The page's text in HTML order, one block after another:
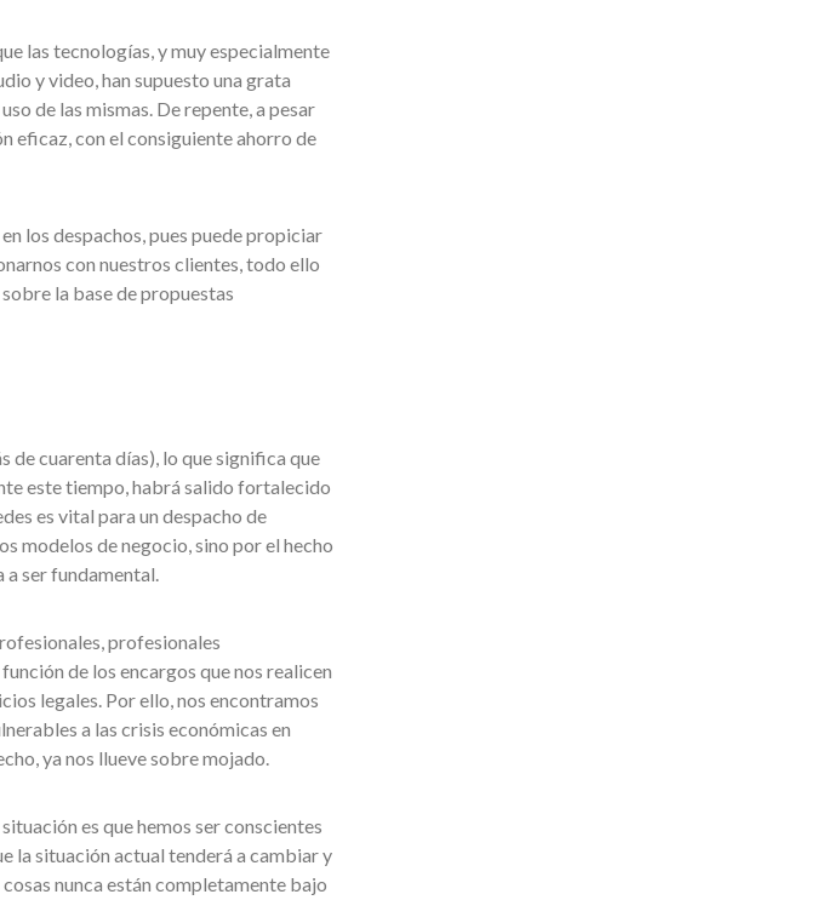
las tecnologías, y muy especialmente
y video, han supuesto una grata
de las mismas. De repente, a pesar
eficaz, con el consiguiente ahorro de
los despachos, pues puede propiciar
con nuestros clientes, todo ello
la base de propuestas
de cuarenta días), lo que significa que
este tiempo, habrá salido fortalecido
es vital para un despacho de
modelos de negocio, sino por el hecho
a ser fundamental.
profesionales
de los encargos que nos realicen
legales. Por ello, nos encontramos
a las crisis económicas en
ya nos llueve sobre mojado.
es que hemos ser conscientes
la situación actual tenderá a cambiar y
nunca están completamente bajo